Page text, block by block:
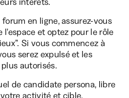
en ligne, assurez-vous
l'espace et optez pour le rôle
Si vous commencez à
serez expulsé et les
autorisés.
de candidate persona, libre
activité et cible.